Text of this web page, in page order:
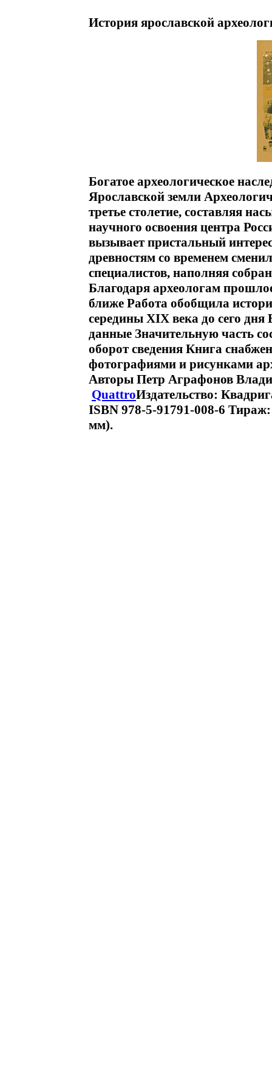
История ярославской
Богатое археологическое
Ярославской земли
третье столетие, составляя
научного освоения центра
вызывает пристальный
древностям со временем
специалистов, наполняя
Благодаря археологам
ближе Работа обобщила
середины XIX века до сего
данные Значительную часть
оборот сведения Книга
фотографиями и рисунками
Авторы Петр Аграфонов
QuattroИздательство:
ISBN 978-5-91791-008-6
мм).